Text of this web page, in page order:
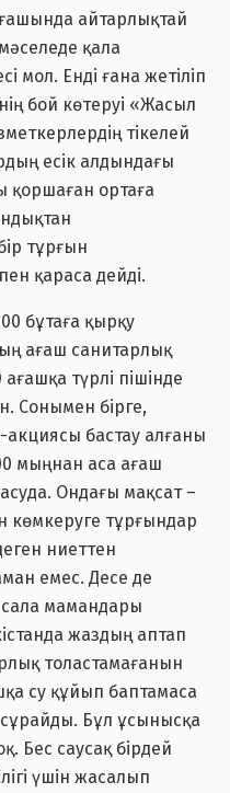
айтарлықтай
қала
мол. Енді ғана жетіліп
бой көтеруі «Жасыл
тікелей
есік алдындағы
қоршаған ортаға
тұрғын
қараса дейді.
бұтаға қырқу
ағаш санитарлық
түрлі пішінде
Сонымен бірге,
бастау алғаны
мыңнан аса ағаш
Ондағы мақсат –
көмкеруге тұрғындар
ниеттен
емес. Десе де
сала мамандары
жаздың аптап
толастамағанын
су құйып баптамаса
Бұл ұсынысқа
Бес саусақ бірдей
үшін жасалып